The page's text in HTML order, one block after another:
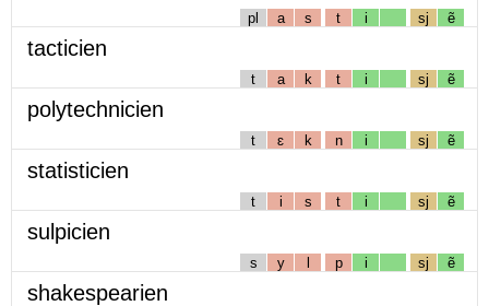
pl a s t i sj ẽ
tacticien
t a k t i sj ẽ
polytechnicien
t ɛ k n i sj ẽ
statisticien
t i s t i sj ẽ
sulpicien
s y l p i sj ẽ
shakespearien